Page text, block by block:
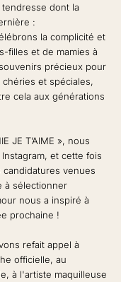
dont la
:
la complicité et
filles et de mamies à
précieux pour
et spéciales,
cela aux générations
JE T’AIME », nous
et cette fois
venues
à sélectionner
nous a inspiré à
prochaine !
refait appel à
officielle, au
à l'artiste maquilleuse